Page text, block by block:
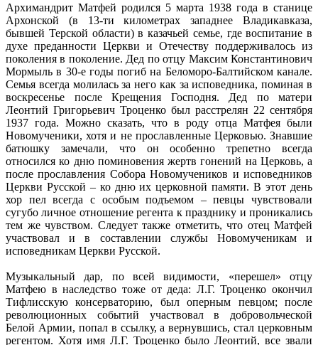
Архимандрит Матфей родился 5 марта 1938 года в станице
Архонской (в 13-ти километрах западнее Владикавказа,
бывшей Терской области) в казачьей семье, где воспитание в
духе преданности Церкви и Отечеству поддерживалось из
поколения в поколение. Дед по отцу Максим Константинович
Мормыль в 30-е годы погиб на Беломоро-Балтийском канале.
Семья всегда молилась за него как за исповедника, поминая в
воскресенье после Крещения Господня. Дед по матери
Леонтий Григорьевич Троценко был расстрелян 22 сентября
1937 года. Можно сказать, что в роду отца Матфея были
Новомученики, хотя и не прославленные Церковью. Знавшие
батюшку замечали, что он особенно трепетно всегда
относился ко дню поминовения жертв гонений на Церковь, а
после прославления Собора Новомучеников и исповедников
Церкви Русской – ко дню их церковной памяти. В этот день
хор пел всегда с особым подъемом – певцы чувствовали
сугубо личное отношение регента к празднику и проникались
тем же чувством. Следует также отметить, что отец Матфей
участвовал и в составлении службы Новомученикам и
исповедникам Церкви Русской.
Музыкальный дар, по всей видимости, «перешел» отцу
Матфею в наследство тоже от деда: Л.Г. Троценко окончил
Тифлисскую консерваторию, был оперным певцом; после
революционных событий участвовал в добровольческой
Белой Армии, попал в ссылку, а вернувшись, стал церковным
регентом. Хотя имя Л.Г. Троценко было Леонтий, все звали